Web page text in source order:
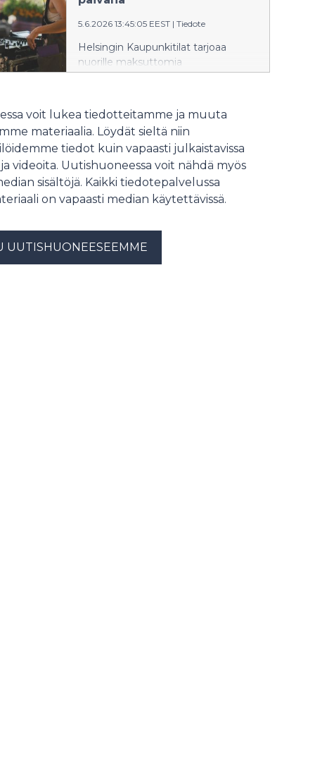
muun muassa natuviineistä,
rapujuhlista, alkoholittomista
cocktaileista ja kasvipohjaisesta
jäätelöstä.
5.6.2026 13:45:05 EEST | Tiedote
Helsingin Kaupunkitilat tarjoaa
nuorille maksuttomia
myyntipaikkoja Hakaniementorilta ja
perjantaina 12. kesäkuuta. Nuorten
toripäivä kutsuu kokeilemaan
torimyyntiä matalalla kynnyksellä –
olipa myynnissä itse tehtyä taidetta,
käsitöitä, leivonnaisia tai
kirpputorilöytöjä.
voit lukea tiedotteitamme ja muuta
materiaalia. Löydät sieltä niin
tiedot kuin vapaasti julkaistavissa
videoita. Uutishuoneessa voit nähdä myös
sisältöjä. Kaikki tiedotepalvelussa
on vapaasti median käytettävissä.
UUTISHUONEESEEMME